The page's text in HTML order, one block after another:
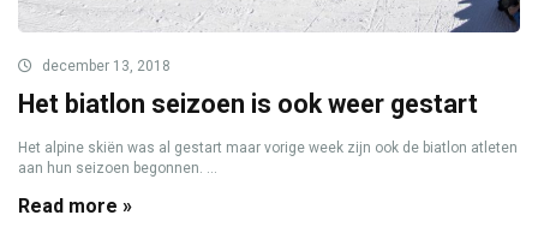
december 13, 2018
Het biatlon seizoen is ook weer gestart
Het alpine skiën was al gestart maar vorige week zijn ook de biatlon atleten
aan hun seizoen begonnen. ...
Read more »